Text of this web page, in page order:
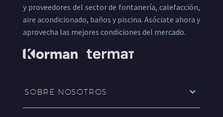
y proveedores del sector de fontanería, calefacción,
aire acondicionado, baños y piscina. Asóciate ahora y
aprovecha las mejores condiciones del mercado.
SOBRE NOSOTROS